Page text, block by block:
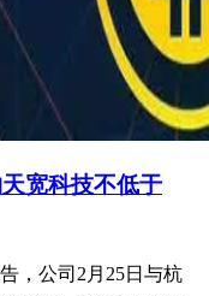
宽科技不低于
，公司2月25日与杭